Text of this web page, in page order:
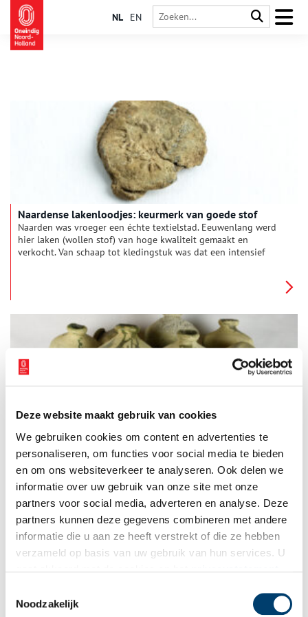
Deze website maakt gebruik van cookies
We gebruiken cookies om content en advertenties te
personaliseren, om functies voor social media te bieden
en om ons websiteverkeer te analyseren. Ook delen we
informatie over uw gebruik van onze site met onze
partners voor social media, adverteren en analyse. Deze
partners kunnen deze gegevens combineren met andere
informatie die u aan ze heeft verstrekt of die ze hebben
verzameld op basis van uw gebruik van hun services. U
Noodzakelijk
NL EN
Naardense lakenloodjes: keurmerk van goede stof
Naarden was vroeger een échte textielstad. Eeuwenlang werd
hier laken (wollen stof) van hoge kwaliteit gemaakt en
verkocht. Van schaap tot kledingstuk was dat een intensief
Wat we tegenwoordig door de wc spoelen, was vroeger goud
waard. Menselijke urine werd gebruikt voor het wassen en
vilten van kleding en was daarmee eeuwenlang een onmisbaar
onderdeel van de textielindustrie. Het zogenaamde
‘piskruikenwrak’ voor de kust van Texel, dat ooit honderden
kruiken vol met urine bevatte, vormt het levende bewijs voor
deze geurige geschiedenis.